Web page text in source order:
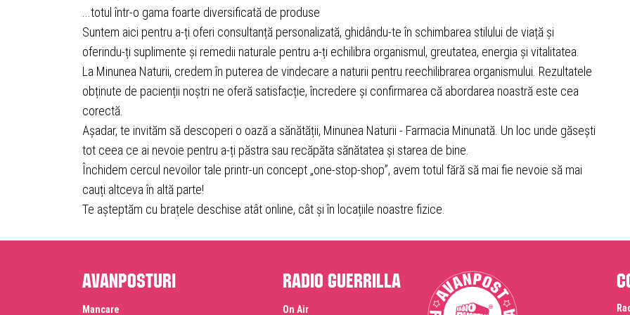
...totul într-o gama foarte diversificată de produse
Suntem aici pentru a-ți oferi consultanță personalizată, ghidându-te în schimbarea stilului de viață și
oferindu-ți suplimente și remedii naturale pentru a-ți echilibra organismul, greutatea, energia și vitalitatea.
La Minunea Naturii, credem în puterea de vindecare a naturii pentru reechilibrarea organismului. Rezultatele
obținute de pacienții noștri ne oferă satisfacție, încredere și confirmarea că abordarea noastră este cea
corectă.
Așadar, te invităm să descoperi o oază a sănătății, Minunea Naturii - Farmacia Minunată. Un loc unde găsești
tot ceea ce ai nevoie pentru a-ți păstra sau recăpăta sănătatea și starea de bine.
Închidem cercul nevoilor tale printr-un concept „one-stop-shop”, avem totul fără să mai fie nevoie să mai
cauți altceva în altă parte!
Te așteptăm cu brațele deschise atât online, cât și în locațiile noastre fizice.
Avanposturi
Mancare
Radio Guerrilla
On Air